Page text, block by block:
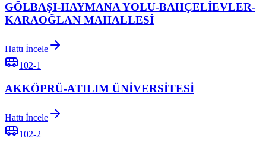
GÖLBAŞI-HAYMANA YOLU-BAHÇELİEVLER-
KARAOĞLAN MAHALLESİ
Hattı İncele
102-1
AKKÖPRÜ-ATILIM ÜNİVERSİTESİ
Hattı İncele
102-2